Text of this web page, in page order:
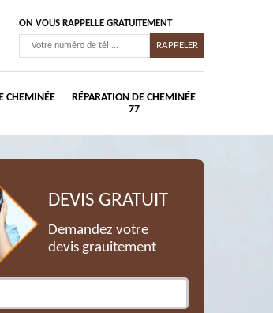
ON VOUS RAPPELLE GRATUITEMENT
CHEMINÉE
RÉPARATION DE CHEMINÉE
77
DEVIS GRATUIT
Demandez votre
devis grauitement